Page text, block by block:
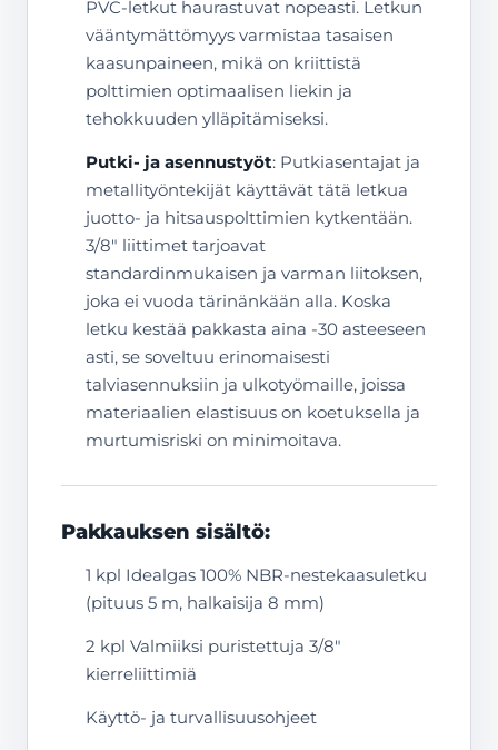
PVC-letkut haurastuvat nopeasti. Letkun
vääntymättömyys varmistaa tasaisen
kaasunpaineen, mikä on kriittistä
polttimien optimaalisen liekin ja
tehokkuuden ylläpitämiseksi.
Putki- ja asennustyöt: Putkiasentajat ja
metallityöntekijät käyttävät tätä letkua
juotto- ja hitsauspolttimien kytkentään.
3/8″ liittimet tarjoavat
standardinmukaisen ja varman liitoksen,
joka ei vuoda tärinänkään alla. Koska
letku kestää pakkasta aina -30 asteeseen
asti, se soveltuu erinomaisesti
talviasennuksiin ja ulkotyömaille, joissa
materiaalien elastisuus on koetuksella ja
murtumisriski on minimoitava.
Pakkauksen sisältö:
1 kpl Idealgas 100% NBR-nestekaasuletku
(pituus 5 m, halkaisija 8 mm)
2 kpl Valmiiksi puristettuja 3/8″
kierreliittimiä
Käyttö- ja turvallisuusohjeet